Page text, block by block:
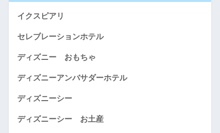
イクスピアリ
セレブレーションホテル
ディズニー おもちゃ
ディズニーアンバサダーホテル
ディズニーシー
ディズニーシー お土産